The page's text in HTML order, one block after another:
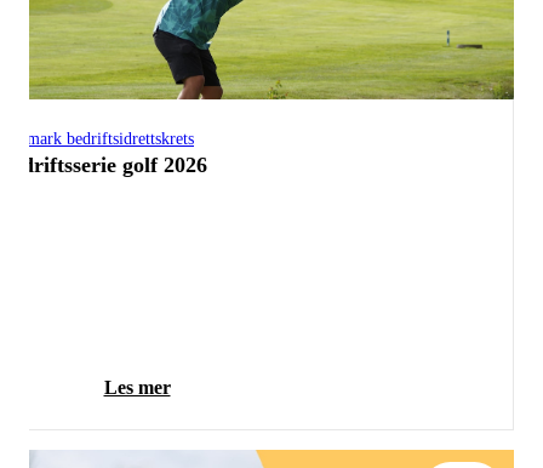
bedriftsidrettskrets
golf 2026
Les mer